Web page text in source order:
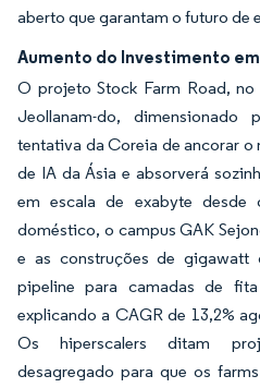
aberto que garantam o futuro de
Aumento do Investimento
O projeto Stock Farm Road,
Jeollanam-do,
tentativa da Coreia de ancorar
de IA da Ásia e absorverá
em escala de exabyte
doméstico, o campus GAK
e as construções de gigawatt
pipeline para camadas de
explicando a CAGR de 13,2%
Os hiperscalers ditam
desagregado para que os